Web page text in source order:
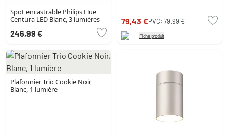
Spot encastrable Philips Hue
Centura LED Blanc, 3 lumières
246,99 €
79,43 €PVC:79,99 €
Fiche produit
Plafonnier Trio Cookie Noir,
Blanc, 1 lumière